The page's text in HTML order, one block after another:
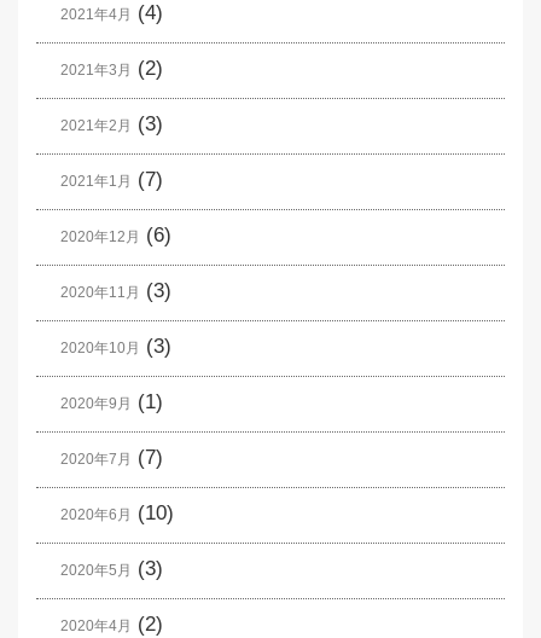
2021年4月 (4)
2021年3月 (2)
2021年2月 (3)
2021年1月 (7)
2020年12月 (6)
2020年11月 (3)
2020年10月 (3)
2020年9月 (1)
2020年7月 (7)
2020年6月 (10)
2020年5月 (3)
2020年4月 (2)